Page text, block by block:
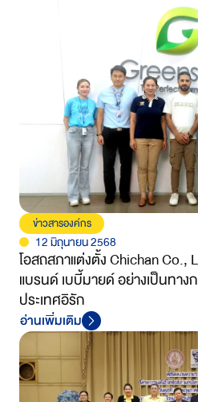
ข่าวสารองค์กร
12 มิถุนายน 2568
โอสถสภาแต่งตั้ง Chichan Co.,
แบรนด์ เบบี้มายด์ อย่างเป็นทาง
ประเทศอิรัก
อ่านเพิ่มเติม